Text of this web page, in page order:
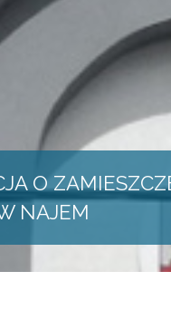
O
NAJEM